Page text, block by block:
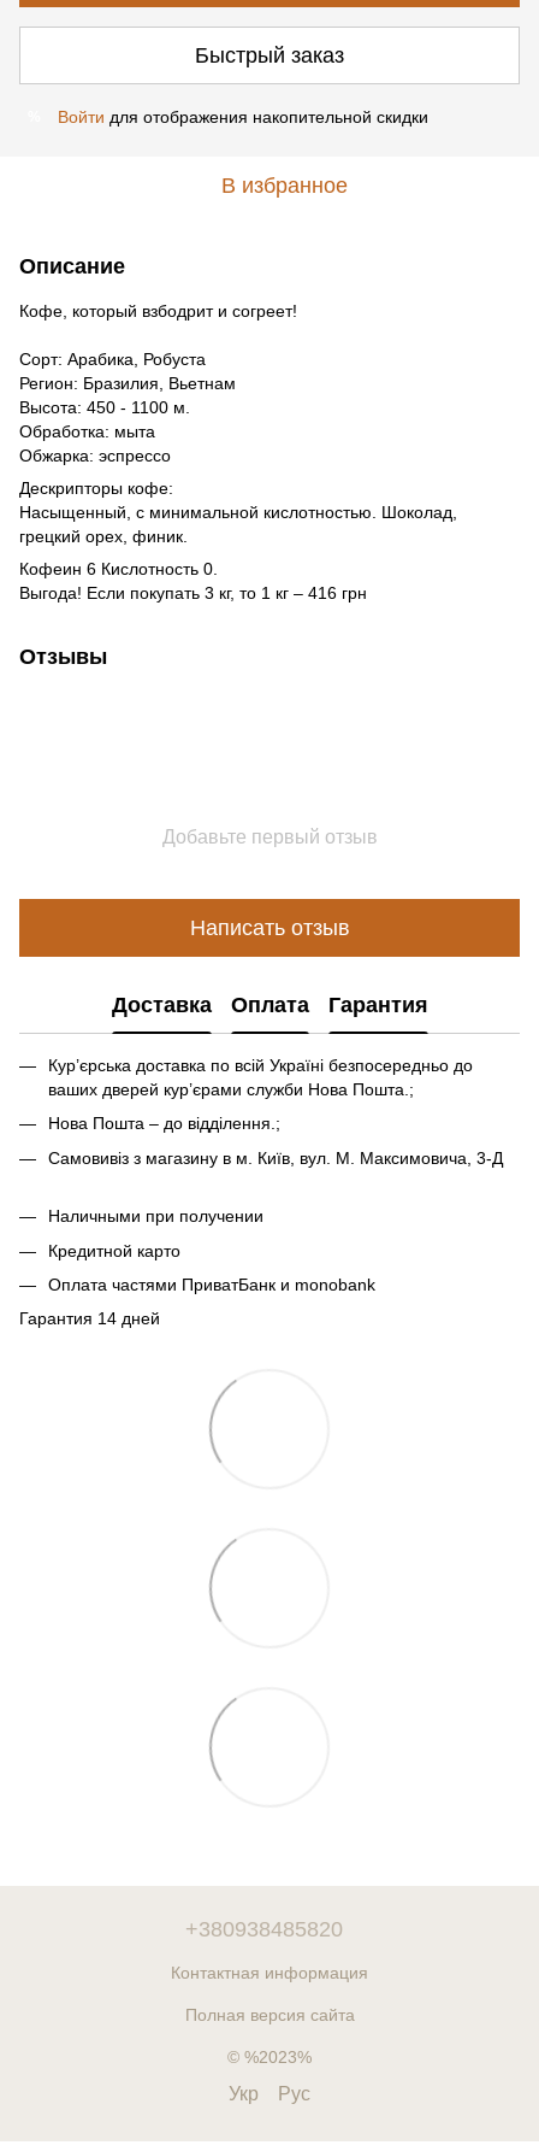
Быстрый заказ
Войти для отображения накопительной скидки
В избранное
Описание
Кофе, который взбодрит и согреет!
Сорт: Арабика, Робуста
Регион: Бразилия, Вьетнам
Высота: 450 - 1100 м.
Обработка: мыта
Обжарка: эспрессо
Дескрипторы кофе:
Насыщенный, с минимальной кислотностью. Шоколад,
грецкий орех, финик.
Кофеин 6 Кислотность 0.
Выгода! Если покупать 3 кг, то 1 кг – 416 грн
Отзывы
Добавьте первый отзыв
Написать отзыв
Доставка Оплата Гарантия
Кур’єрська доставка по всій Україні безпосередньо до
ваших дверей кур’єрами служби Нова Пошта.;
Нова Пошта – до відділення.;
Самовивіз з магазину в м. Київ, вул. М. Максимовича, 3-Д
Наличными при получении
Кредитной карто
Оплата частями ПриватБанк и monobank
Гарантия 14 дней
+380938485820
Контактная информация
Полная версия сайта
© %2023%
Укр Рус